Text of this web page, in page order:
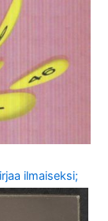
ilmaiseksi;